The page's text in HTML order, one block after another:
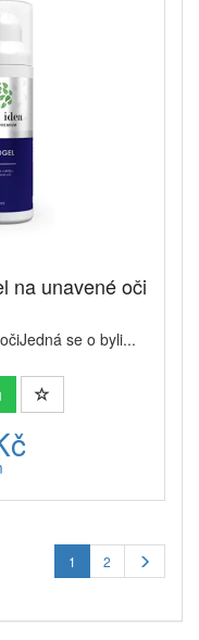
na unavené oči
se o byli...
1 2